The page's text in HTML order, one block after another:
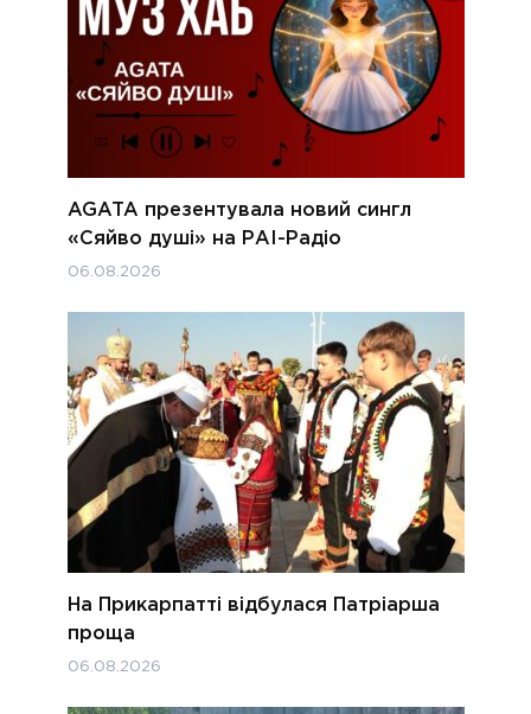
AGATA презентувала новий сингл
«Сяйво душі» на РАІ-Радіо
06.08.2026
На Прикарпатті відбулася Патріарша
проща
06.08.2026